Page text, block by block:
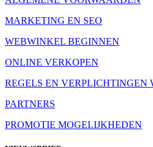
MARKETING EN SEO
WEBWINKEL BEGINNEN
ONLINE VERKOPEN
REGELS EN VERPLICHTINGEN
PARTNERS
PROMOTIE MOGELIJKHEDEN